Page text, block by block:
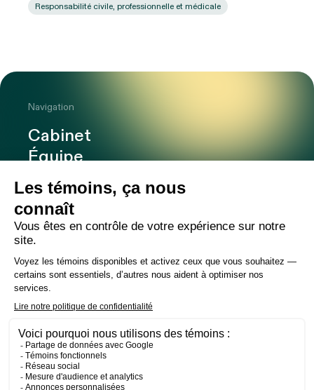
Responsabilité civile, professionnelle et médicale
Navigation
Cabinet
Équipe
Expertises
Bureaux
Carrière
Transactions
Nouvelles
Contact
LinkedIn Instagram